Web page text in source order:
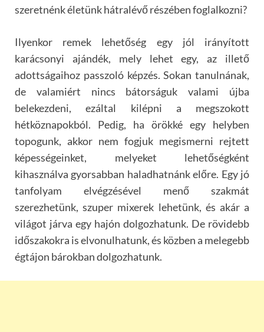
szeretnénk életünk hátralévő részében foglalkozni?
Ilyenkor remek lehetőség egy jól irányított
karácsonyi ajándék, mely lehet egy, az illető
adottságaihoz passzoló képzés. Sokan tanulnának,
de valamiért nincs bátorságuk valami újba
belekezdeni, ezáltal kilépni a megszokott
hétköznapokból. Pedig, ha örökké egy helyben
topogunk, akkor nem fogjuk megismerni rejtett
képességeinket, melyeket lehetőségként
kihasználva gyorsabban haladhatnánk előre. Egy jó
tanfolyam elvégzésével menő szakmát
szerezhetünk, szuper mixerek lehetünk, és akár a
világot járva egy hajón dolgozhatunk. De rövidebb
időszakokra is elvonulhatunk, és közben a melegebb
égtájon bárokban dolgozhatunk.